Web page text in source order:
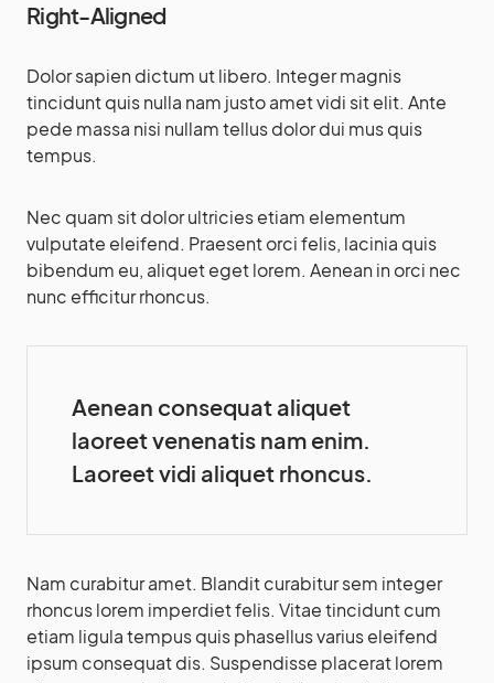
Right-Aligned
Dolor sapien dictum ut libero. Integer magnis
tincidunt quis nulla nam justo amet vidi sit elit. Ante
pede massa nisi nullam tellus dolor dui mus quis
tempus.
Nec quam sit dolor ultricies etiam elementum
vulputate eleifend. Praesent orci felis, lacinia quis
bibendum eu, aliquet eget lorem. Aenean in orci nec
nunc efficitur rhoncus.
Aenean consequat aliquet
laoreet venenatis nam enim.
Laoreet vidi aliquet rhoncus.
Nam curabitur amet. Blandit curabitur sem integer
rhoncus lorem imperdiet felis. Vitae tincidunt cum
etiam ligula tempus quis phasellus varius eleifend
ipsum consequat dis. Suspendisse placerat lorem